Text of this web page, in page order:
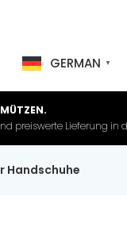
GERMAN ▼
Lieferung in der
Handschuhe